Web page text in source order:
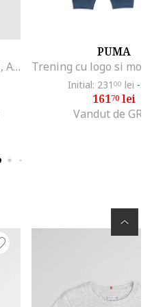
Trening uni cu maneci lungi, Albastru aquamarin
PUMA
Initial: 231 00 lei -
16170lei
Vandut de